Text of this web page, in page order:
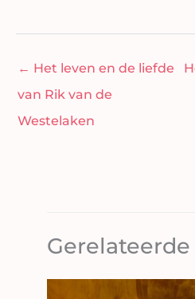
← Het leven en de liefde
van Rik van de
Westelaken